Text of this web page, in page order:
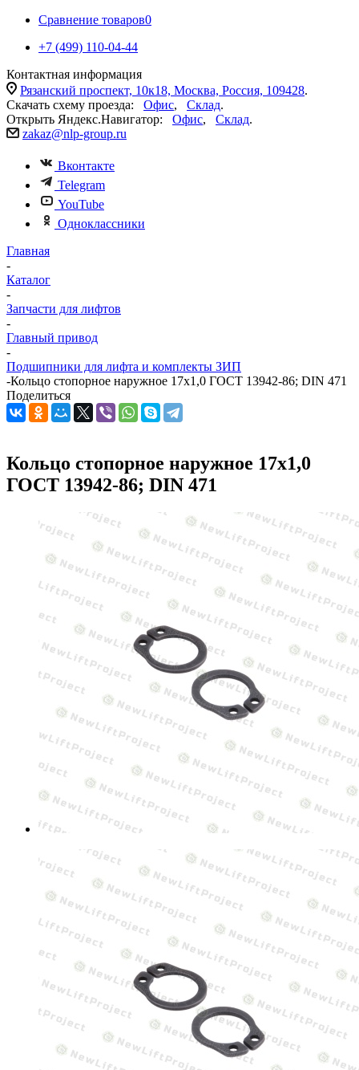
Сравнение товаров0
+7 (499) 110-04-44
Контактная информация
Рязанский проспект, 10к18, Москва, Россия, 109428.
Скачать схему проезда: Офис, Склад.
Открыть Яндекс.Навигатор: Офис, Склад.
zakaz@nlp-group.ru
Вконтакте
Telegram
YouTube
Одноклассники
Главная
-
Каталог
-
Запчасти для лифтов
-
Главный привод
-
Подшипники для лифта и комплекты ЗИП
-Кольцо стопорное наружное 17х1,0 ГОСТ 13942-86; DIN 471
Поделиться
Кольцо стопорное наружное 17х1,0
ГОСТ 13942-86; DIN 471